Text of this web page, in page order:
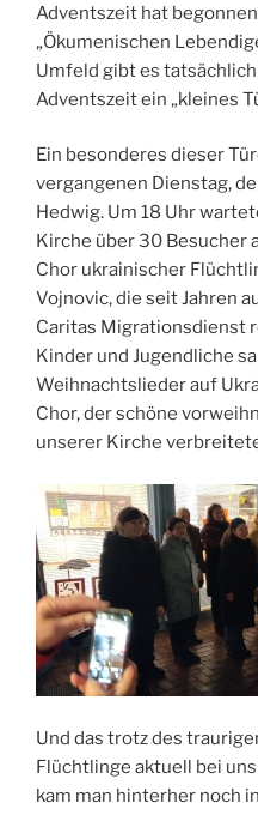
Adventszeit hat
„Ökumenischen
Umfeld gibt es
Adventszeit ein „kleines
Ein besonderes dieser
vergangenen Dienstag,
Hedwig. Um 18 Uhr
Kirche über 30 Besucher
Chor ukrainischer
Vojnovic, die seit Jahren
Caritas Migrationsdienst
Kinder und Jugendliche
Weihnachtslieder auf
Chor, der schöne
unserer Kirche
Und das trotz des
Flüchtlinge aktuell bei
kam man hinterher noch